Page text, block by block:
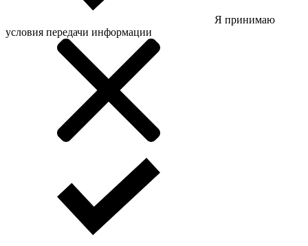
Я принимаю
условия передачи информации